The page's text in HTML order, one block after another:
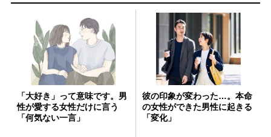
「大好き」って意味です。男
性が愛する女性だけに言う
「何気ない一言」
彼の印象が変わった…。本命
の女性ができた男性に起きる
「変化」